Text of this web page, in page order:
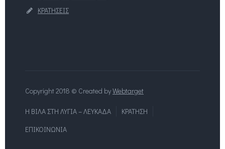
ΚΡΑΤΗΣΕΙΣ
Copyright 2018 © Created byWebtarget
Η ΒΙΛΑ ΣΤΗ ΛΥΓΙΑ – ΛΕΥΚΑΔΑ
ΚΡΑΤΗΣΗ
ΕΠΙΚΟΙΝΩΝΙΑ